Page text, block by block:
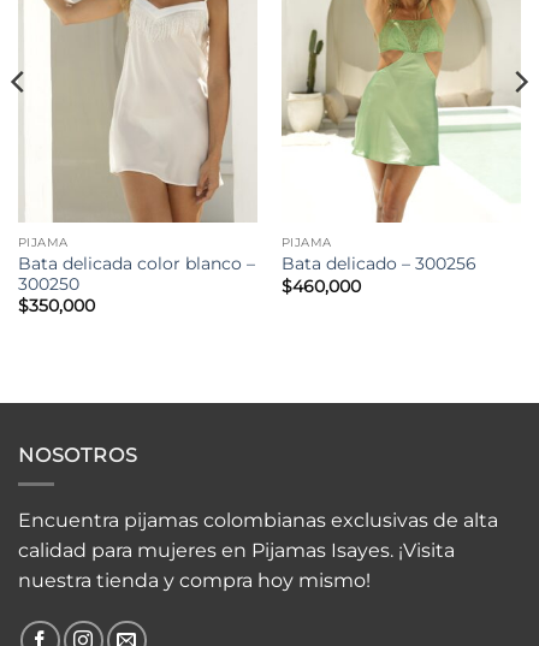
PIJAMA
Bata delicada color blanco –
300250
$350,000
PIJAMA
Bata delicado – 300256
$460,000
NOSOTROS
Encuentra pijamas colombianas exclusivas de alta
calidad para mujeres en Pijamas Isayes. ¡Visita
nuestra tienda y compra hoy mismo!